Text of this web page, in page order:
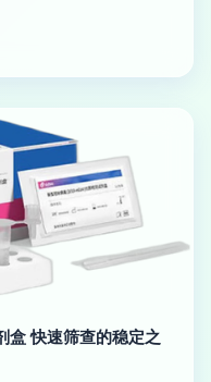
盒 快速筛查的稳定之